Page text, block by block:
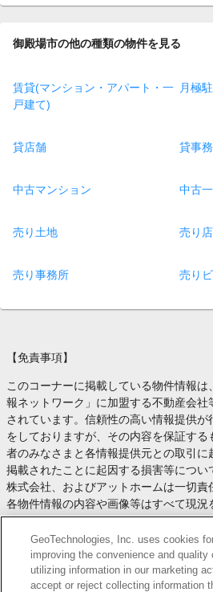
御殿場市の他の種類の物件を見る
賃貸(マンション・アパート・一
戸建て)
月極
貸店舗 貸事
中古マンション 中古
売り土地 売り
売り事務所 売り
【免責事項】
このコーナーに掲載している物件情報
報ネットワーク」に加盟する不動産会
されています。信頼性の高い情報提供が
をしておりますが、その内容を保証する
者のみなさまと各情報提供元との取引
掲載されたことに起因する損害等につ
株式会社、およびアットホームは一切責
各物件情報の内容や画像等はすべて現況
す。
お取引等（お取引の準備、資金調達等を
や契約条件等について、 各情報提供元
身でご確認の上、判断してください。
このコーナーへの物件情報のご掲載、そ
GeoTechnologies, Inc. uses cookies
improving the convenience and quality
utilizing information in our marketing
accept or reject collecting information